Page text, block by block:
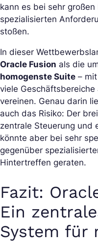
kann es bei sehr
spezialisierten
stoßen.
In dieser
Oracle Fusion als die
homogenste Suite –
viele
vereinen. Genau darin
auch das Risiko: Der
zentrale Steuerung und
könnte aber bei sehr
gegenüber
Hintertreffen geraten.
Fazit:
Ein
System für